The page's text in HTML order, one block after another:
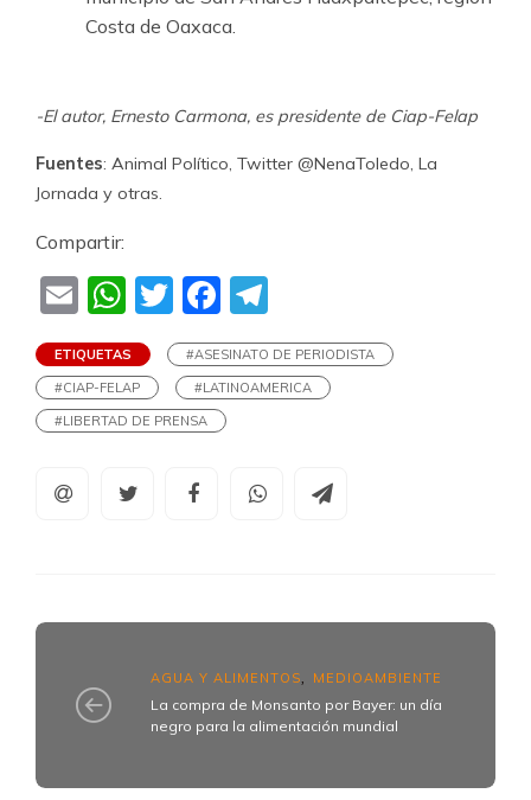
Costa de Oaxaca.
-El autor, Ernesto Carmona, es presidente de Ciap-Felap
Fuentes: Animal Político, Twitter @NenaToledo, La
Jornada y otras.
Compartir:
EmailWhatsApp
TwitterFacebook
ETIQUETAS
#ASESINATO DE PERIODISTA
#CIAP-FELAP
#LATINOAMERICA
#LIBERTAD DE PRENSA
AGUA Y ALIMENTOS MEDIOAMBIENTE
La compra de Monsanto por Bayer: un día
negro para la alimentación mundial